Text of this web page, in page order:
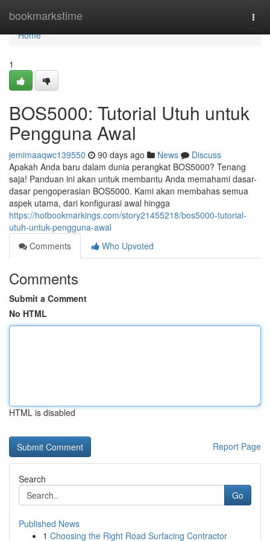
bookmarkstime
Home
Home
1
BOS5000: Tutorial Utuh untuk
Pengguna Awal
jemimaaqwc139550 90 days ago News
Discuss
Apakah Anda baru dalam dunia perangkat BOS5000? Tenang
saja! Panduan ini akan untuk membantu Anda memahami dasar-
dasar pengoperasian BOS5000. Kami akan membahas semua
aspek utama, dari konfigurasi awal hingga
https://hotbookmarkings.com/story21455218/bos5000-tutorial-
utuh-untuk-pengguna-awal
Comments
Who Upvoted
Comments
Submit a Comment
No HTML
HTML is disabled
Report Page
Search
Go
Published News
1 Choosing the Right Road Surfacing Contractor